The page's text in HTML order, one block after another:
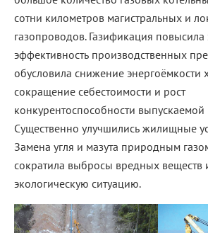
сотни километров магистральных и
газопроводов. Газификация
эффективность производственных
обусловила снижение энергоёмкости
сокращение себестоимости и рост
конкурентоспособности
Существенно улучшились жилищные
Замена угля и мазута природным
сократила выбросы вредных веществ
экологическую ситуацию.